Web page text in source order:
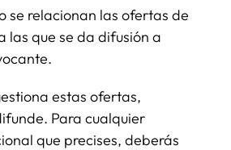
se relacionan las ofertas de
las que se da difusión a
estas ofertas,
Para cualquier
que precises, deberás